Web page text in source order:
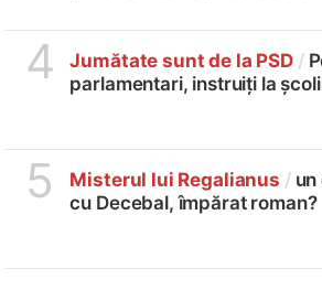
4 Jumătate sunt de la PSD /
parlamentari, instruiți la
5 Misterul lui Regalianus /un
cu Decebal, împărat roman?